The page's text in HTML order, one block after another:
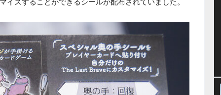
イズすることができるシールが配布されていました。